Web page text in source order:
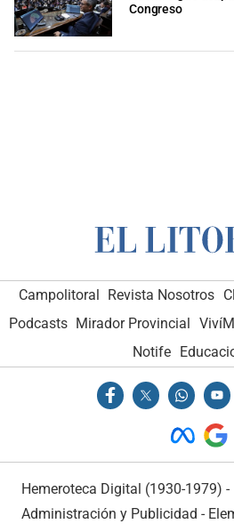
Congreso
Campolitoral Revista Nosotros
Podcasts Mirador Provincial
Notife
Hemeroteca Digital (1930-1979) -
Administración y Publicidad -